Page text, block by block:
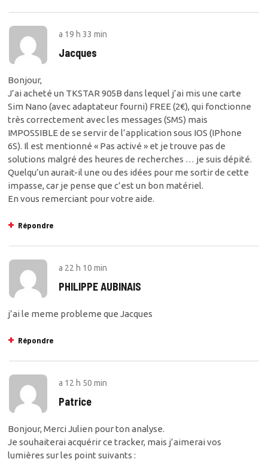
a 19 h 33 min
Jacques
Bonjour,
J’ai acheté un TKSTAR 905B dans lequel j’ai mis une carte
Sim Nano (avec adaptateur fourni) FREE (2€), qui fonctionne
très correctement avec les messages (SMS) mais
IMPOSSIBLE de se servir de l’application sous IOS (IPhone
6S). Il est mentionné « Pas activé » et je trouve pas de
solutions malgré des heures de recherches … je suis dépité.
Quelqu’un aurait-il une ou des idées pour me sortir de cette
impasse, car je pense que c’est un bon matériel.
En vous remerciant pour votre aide.
Répondre
a 22 h 10 min
PHILIPPE AUBINAIS
j’ai le meme probleme que Jacques
Répondre
a 12 h 50 min
Patrice
Bonjour, Merci Julien pour ton analyse.
Je souhaiterai acquérir ce tracker, mais j’aimerai vos
lumières sur les point suivants :